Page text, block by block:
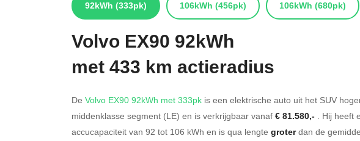
92kWh (333pk) 106kWh (456pk) 106kWh (680pk)
Volvo EX90 92kWh
met 433 km actieradius
De Volvo EX90 92kWh met 333pk is een elektrische auto uit het SUV
middenklasse segment (LE) en is verkrijgbaar vanaf € 81.580,- . Hij heeft
accucapaciteit van 92 tot 106 kWh en is qua lengte groterdan de